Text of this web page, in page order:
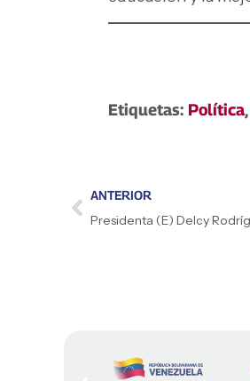
Etiquetas: Política,
ANTERIOR